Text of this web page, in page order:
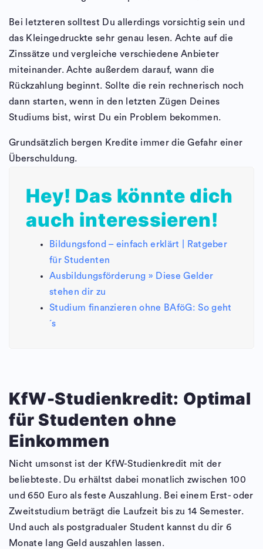
Bei letzteren solltest Du allerdings vorsichtig sein und
das Kleingedruckte sehr genau lesen. Achte auf die
Zinssätze und vergleiche verschiedene Anbieter
miteinander. Achte außerdem darauf, wann die
Rückzahlung beginnt. Sollte die rein rechnerisch noch
dann starten, wenn in den letzten Zügen Deines
Studiums bist, wirst Du ein Problem bekommen.
Grundsätzlich bergen Kredite immer die Gefahr einer
Überschuldung.
Hey! Das könnte dich
auch interessieren!
Bildungsfond – einfach erklärt | Ratgeber
für Studenten
Ausbildungsförderung » Diese Gelder
stehen dir zu
Studium finanzieren ohne BAföG: So geht
´s
KfW-Studienkredit: Optimal
für Studenten ohne
Einkommen
Nicht umsonst ist der KfW-Studienkredit mit der
beliebteste. Du erhältst dabei monatlich zwischen 100
und 650 Euro als feste Auszahlung. Bei einem Erst- oder
Zweitstudium beträgt die Laufzeit bis zu 14 Semester.
Und auch als postgradualer Student kannst du dir 6
Monate lang Geld auszahlen lassen.